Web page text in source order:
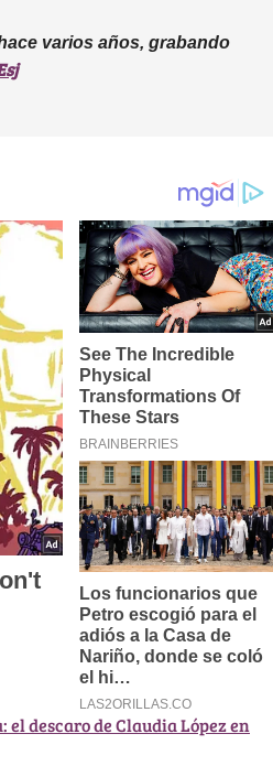
varios años, grabando
el descaro de Claudia López en